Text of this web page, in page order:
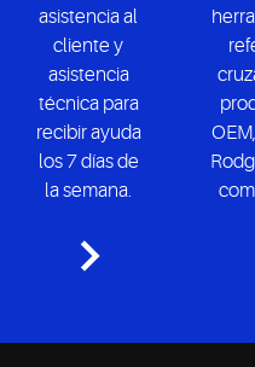
asistencia al
cliente y
asistencia
técnica para
recibir ayuda
los 7 días de
la semana.